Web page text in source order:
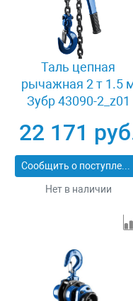
Таль цепная
рычажная 2 т 1.5
Зубр 43090-2_z01
22 171
Сообщить о поступлении
Нет в наличии